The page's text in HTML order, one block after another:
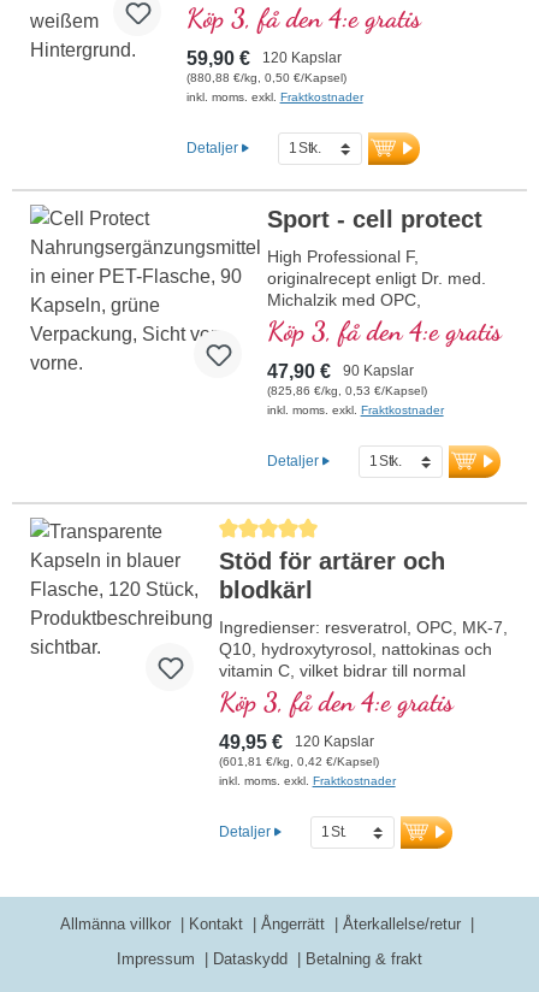
Köp 3, få den 4:e gratis
59,90 € 120 Kapslar
(880,88 €/kg, 0,50 €/Kapsel)
inkl. moms. exkl. Fraktkostnader
Detaljer
Sport - cell protect
High Professional F,
originalrecept enligt Dr. med.
Michalzik med OPC,
Cordyceps, karnosolsyra,
resveratrol, Q10, glutation,
NADH, omega 3, granatäpple
och rent vitamin C
Köp 3, få den 4:e gratis
47,90 € 90 Kapslar
(825,86 €/kg, 0,53 €/Kapsel)
inkl. moms. exkl. Fraktkostnader
Detaljer
Genomsnittligt betyg på 5 av 5 stjärnor
Stöd för artärer och
blodkärl
Ingredienser: resveratrol, OPC, MK-7,
Q10, hydroxytyrosol, nattokinas och
vitamin C, vilket bidrar till normal
kollagenbildning för blodkärlens
normala funktion. B-vitaminerna
förekommer i bioaktiv form.
Köp 3, få den 4:e gratis
49,95 € 120 Kapslar
(601,81 €/kg, 0,42 €/Kapsel)
inkl. moms. exkl. Fraktkostnader
Detaljer
Allmänna villkor Kontakt Ångerrätt
Återkallelse/retur
Impressum
Dataskydd Betalning & frakt